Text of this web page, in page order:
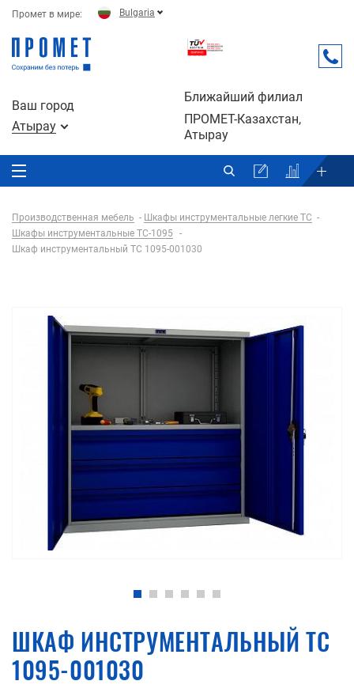
Промет в мире: Bulgaria
Ваш город
Атырау
Ближайший филиал
ПРОМЕТ-Казахстан,
Атырау
Производственная мебель
Шкафы инструментальные легкие ТС
Шкафы инструментальные TC-1095
Шкаф инструментальный ТС 1095-001030
ШКАФ ИНСТРУМЕНТАЛЬНЫЙ ТС
1095-001030